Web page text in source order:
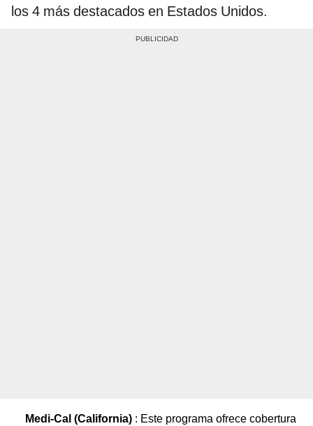
los 4 más destacados en Estados Unidos.
Medi-Cal (California) : Este programa ofrece cobertura